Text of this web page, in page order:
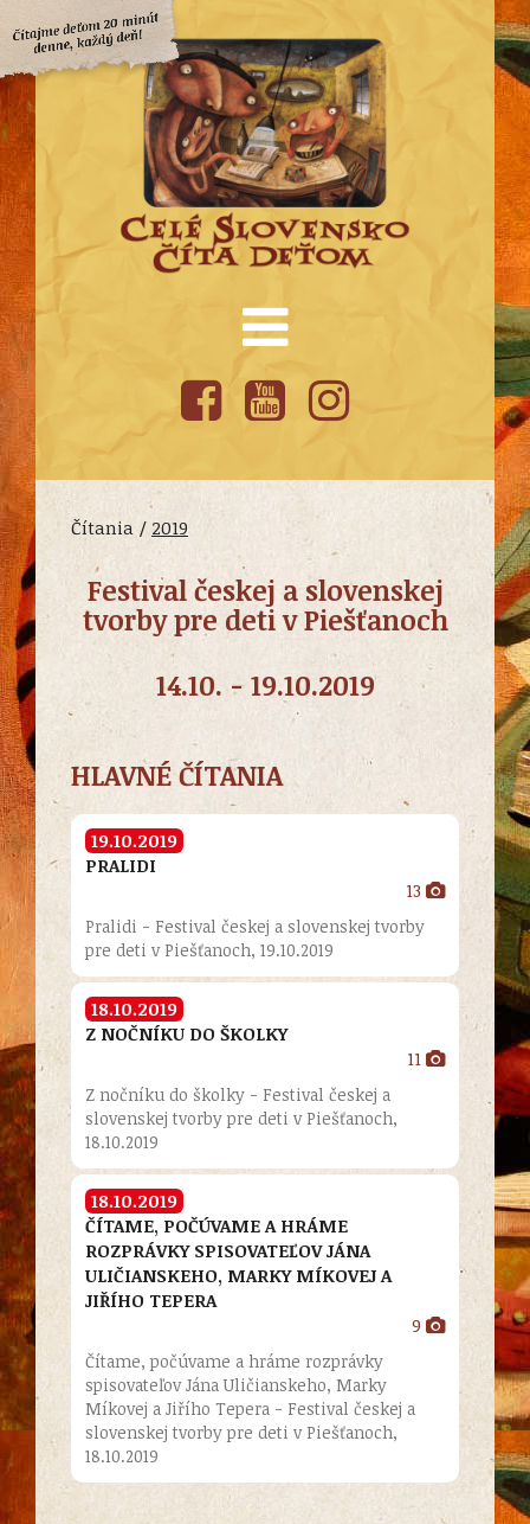
Čítania / 2019
Festival českej a slovenskej
tvorby pre deti v Piešťanoch
14.10. - 19.10.2019
HLAVNÉ ČÍTANIA
19.10.2019
PRALIDI
13
Pralidi - Festival českej a slovenskej tvorby
pre deti v Piešťanoch, 19.10.2019
18.10.2019
Z NOČNÍKU DO ŠKOLKY
11
Z nočníku do školky - Festival českej a
slovenskej tvorby pre deti v Piešťanoch,
18.10.2019
18.10.2019
ČÍTAME, POČÚVAME A HRÁME
ROZPRÁVKY SPISOVATEĽOV JÁNA
ULIČIANSKEHO, MARKY MÍKOVEJ A
JIŘÍHO TEPERA
9
Čítame, počúvame a hráme rozprávky
spisovateľov Jána Uličianskeho, Marky
Míkovej a Jiřího Tepera - Festival českej a
slovenskej tvorby pre deti v Piešťanoch,
18.10.2019